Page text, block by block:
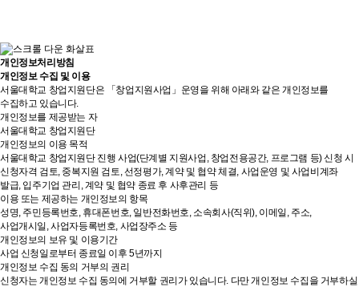
개인정보처리방침
개인정보 수집 및 이용
서울대학교 창업지원단은 「창업지원사업」운영을 위해 아래와 같은 개인정보를
수집하고 있습니다.
개인정보를 제공받는 자
서울대학교 창업지원단
개인정보의 이용 목적
서울대학교 창업지원단 진행 사업(단계별 지원사업, 창업전용공간, 프로그램 등) 신청 시
신청자격 검토, 중복지원 검토, 선정평가, 계약 및 협약 체결, 사업운영 및 사업비계좌
발급, 입주기업 관리, 계약 및 협약 종료 후 사후관리 등
이용 또는 제공하는 개인정보의 항목
성명, 주민등록번호, 휴대폰번호, 일반전화번호, 소속회사(직위), 이메일, 주소,
사업개시일, 사업자등록번호, 사업장주소 등
개인정보의 보유 및 이용기간
사업 신청일로부터 종료일 이후 5년까지
개인정보 수집 동의 거부의 권리
신청자는 개인정보 수집 동의에 거부할 권리가 있습니다. 다만 개인정보 수집을 거부하실